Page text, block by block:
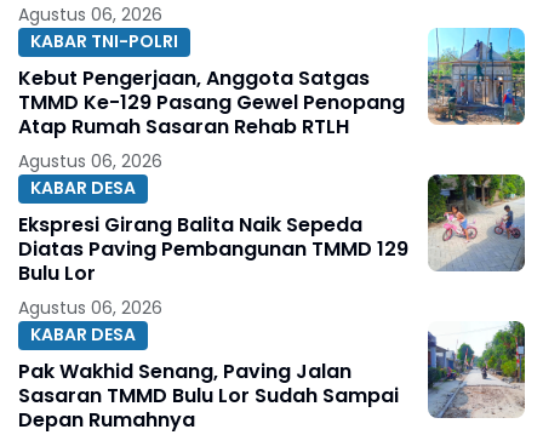
Agustus 06, 2026
KABAR TNI-POLRI
Kebut Pengerjaan, Anggota Satgas
TMMD Ke-129 Pasang Gewel Penopang
Atap Rumah Sasaran Rehab RTLH
Agustus 06, 2026
KABAR DESA
Ekspresi Girang Balita Naik Sepeda
Diatas Paving Pembangunan TMMD 129
Bulu Lor
Agustus 06, 2026
KABAR DESA
Pak Wakhid Senang, Paving Jalan
Sasaran TMMD Bulu Lor Sudah Sampai
Depan Rumahnya